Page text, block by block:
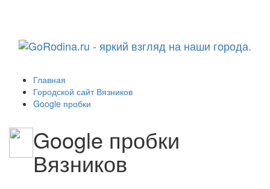
Главная
Городской сайт Вязников
Google пробки
Google пробки
Вязников